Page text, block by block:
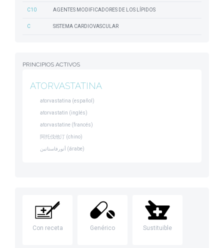
C10 AGENTES MODIFICADORES DE LOS LÍPIDOS
C SISTEMA CARDIOVASCULAR
PRINCIPIOS ACTIVOS
ATORVASTATINA
atorvastatina (español)
atorvastatin (inglés)
atorvastatine (francés)
阿托伐他汀 (chino)
أتورفاستاتين (árabe)
Con receta Genérico Sustituible